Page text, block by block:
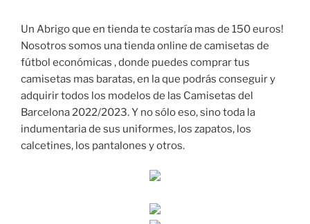
Un Abrigo que en tienda te costaría mas de 150 euros!
Nosotros somos una tienda online de camisetas de
fútbol económicas , donde puedes comprar tus
camisetas mas baratas, en la que podrás conseguir y
adquirir todos los modelos de las Camisetas del
Barcelona 2022/2023. Y no sólo eso, sino toda la
indumentaria de sus uniformes, los zapatos, los
calcetines, los pantalones y otros.